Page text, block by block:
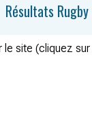
Résultats Rugby
le site (cliquez sur